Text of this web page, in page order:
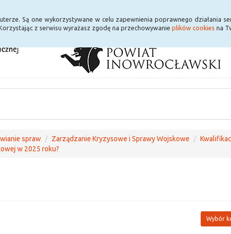
Są one wykorzystywane w celu zapewnienia poprawnego działania
z serwisu wyrażasz zgodę na przechowywanie plików cookies na
spraw Zarządzanie Kryzysowe i Sprawy Wojskowe
w 2025 roku?
Wybór